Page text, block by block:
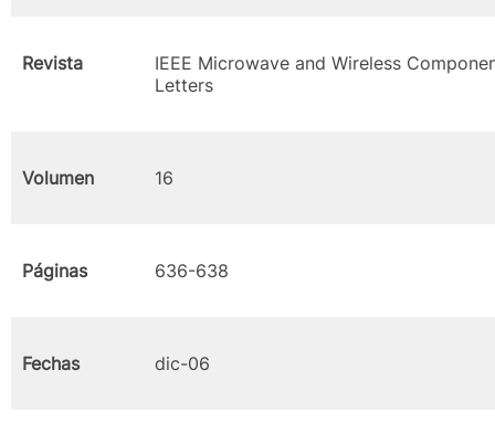
Revista
IEEE Microwave and Wireless
Letters
Volumen 16
Páginas 636-638
Fechas dic-06